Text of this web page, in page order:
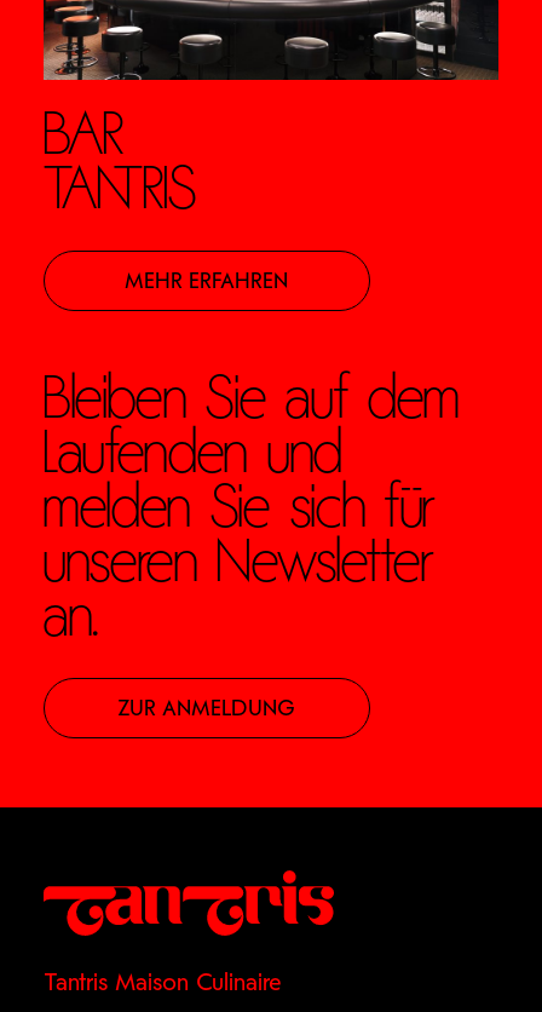
BAR
TANTRIS
MEHR ERFAHREN
Bleiben Sie auf dem
Laufenden und
melden Sie sich für
unseren Newsletter
an.
ZUR ANMELDUNG
Tantris Maison Culinaire